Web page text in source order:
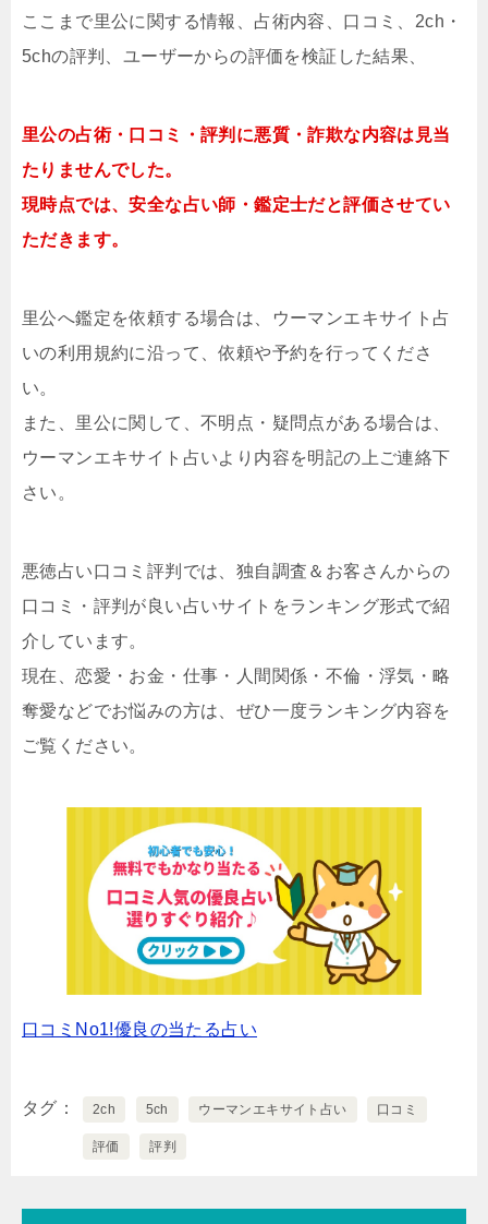
ここまで里公に関する情報、占術内容、口コミ、2ch・
5chの評判、ユーザーからの評価を検証した結果、
里公の占術・口コミ・評判に悪質・詐欺な内容は見当
たりませんでした。
現時点では、安全な占い師・鑑定士だと評価させてい
ただきます。
里公へ鑑定を依頼する場合は、ウーマンエキサイト占
いの利用規約に沿って、依頼や予約を行ってくださ
い。
また、里公に関して、不明点・疑問点がある場合は、
ウーマンエキサイト占いより内容を明記の上ご連絡下
さい。
悪徳占い口コミ評判では、独自調査＆お客さんからの
口コミ・評判が良い占いサイトをランキング形式で紹
介しています。
現在、恋愛・お金・仕事・人間関係・不倫・浮気・略
奪愛などでお悩みの方は、ぜひ一度ランキング内容を
ご覧ください。
口コミNo1!優良の当たる占い
タグ 2ch 5ch ウーマンエキサイト占い 口コミ
評価 評判